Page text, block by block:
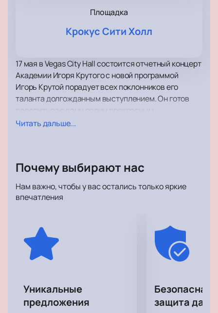
Площадка
Крокус Сити Холл
17 мая в Vegas City Hall состоится отчетный концерт
Академии Игоря Крутого с новой программой
Игорь Крутой порадует всех поклонников его
таланта долгожданным выступлением. Он готов
настроением и подарить удовольствие от любимых
занятость, он успевает уделить время своей семье
своего творческого пути вполне обычным
человеком со своими интересами и увлечениями.
своего любимого артиста вживую! Ощутите
невероятную энергетику, драйв, и подарите себе
отличное настроение, которое останется с вами
надолго.
Читать дальше...
Почему выбирают нас
Нам важно, чтобы у вас остались только яркие
впечатления
Уникальные
предложения
Безопасная
защита